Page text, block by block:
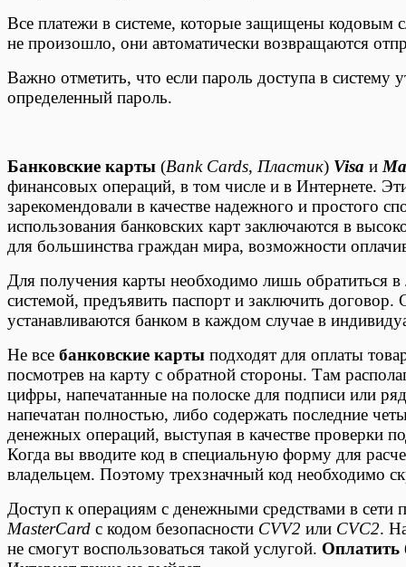
Все платежи в системе, которые защищены кодовым
не произошло, они автоматически возвращаются
Важно отметить, что если пароль доступа в систему
определенный пароль.
Банковские карты (Bank Cards, Пластик) Visa и
финансовых операций, в том числе и в Интернете.
зарекомендовали в качестве надежного и простого
использования банковских карт заключаются в
для большинства граждан мира, возможности
Для получения карты необходимо лишь обратиться
системой, предъявить паспорт и заключить
устанавливаются банком в каждом случае в
Не все банковские карты подходят для оплаты
посмотрев на карту с обратной стороны. Там
цифры, напечатанные на полоске для подписи или
напечатан полностью, либо содержать последние
денежных операций, выступая в качестве проверки
Когда вы вводите код в специальную форму для
владельцем. Поэтому трехзначный код необходимо
Доступ к операциям с денежными средствами в
MasterCard с кодом безопасности CVV2 или CVC2.
не смогут воспользоваться такой услугой. Оплатить